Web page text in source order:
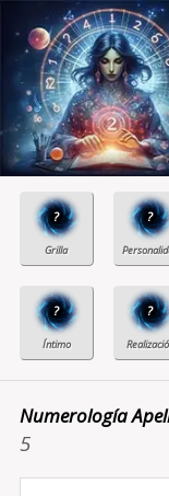
? ?
? ?
Numerología
5